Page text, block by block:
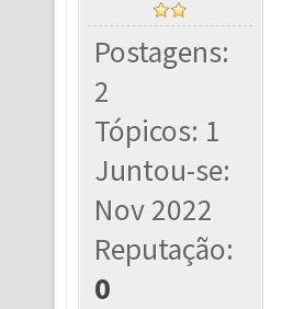
Postagens:
2
Tópicos: 1
Juntou-se:
Nov 2022
Reputação:
0